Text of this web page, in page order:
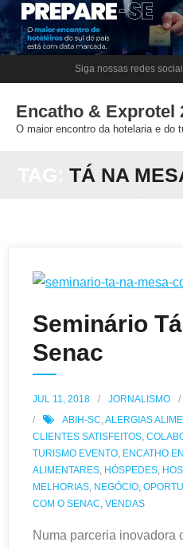
Skip
to
content
Siga nossas redes
Encatho & Exprotel
O maior encontro da hotelaria e do
TAG: TÁ NA
Seminário
Senac
JUL 11, 2018 JORNALISMO
ABIH-SC,ALERGIAS
CLIENTES SATISFEITOS,
TURISMO EVENTO, ENCATHO
ALIMENTARES, HÓSPEDES,
MELHORIAS, NEGÓCIO,
COM O SENAC, VENDAS
Numa parceria inovadora